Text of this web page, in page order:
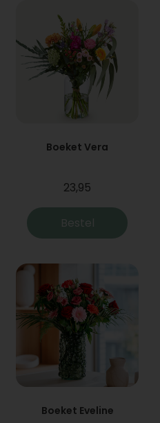
Boeket Vera
23,95
Bestel
Boeket Eveline